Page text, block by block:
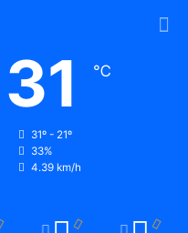
31 ℃
31º - 21º
33%
4.39 km/h